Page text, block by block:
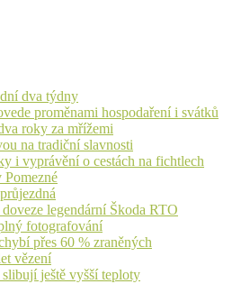
dva týdny
proměnami hospodaření i svátků
roky za mřížemi
na tradiční slavnosti
i vyprávění o cestách na fichtlech
legendární Škoda RTO
fotografování
přes 60 % zraněných
vězení
ještě vyšší teploty